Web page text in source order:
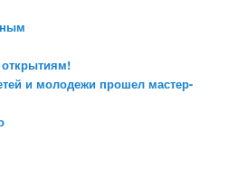
и молодежи прошел мастер-